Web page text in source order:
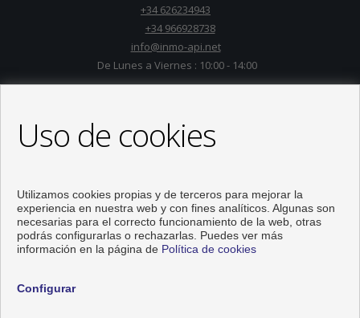
+34 626234943
+34 966928738
info@inmo-api.net
De Lunes a Viernes : 10:00 - 14:00
Pisos y casas en venta en Torrevieja
Uso de cookies
Utilizamos cookies propias y de terceros para mejorar la
experiencia en nuestra web y con fines analíticos. Algunas son
necesarias para el correcto funcionamiento de la web, otras
podrás configurarlas o rechazarlas. Puedes ver más
información en la página de Política de cookies
Configurar